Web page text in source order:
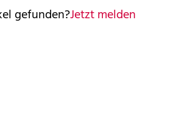
gefunden?Jetzt melden